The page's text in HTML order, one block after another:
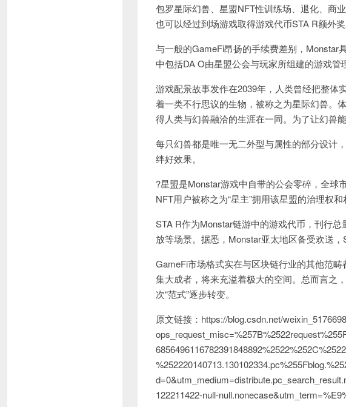
包罗星际幻兽、星盟NFT性训练场、退化、商
也可以经过到场游戏取得游戏代币STA R额外
与一般的GameFi昂扬的手续费差别，Monstar
中包括DA O由星盟公会与玩家所组建的游戏管
游戏配景故事发作在2039年，人类曾经把整体
着一类不行思议的生物，被称之为星际幻兽。
得人类与幻兽融洽的生涯在一同。为了让幻兽
每只幻兽都是唯一无二外型与属性的部分设计
绊好效果。
?星盟是Monstar游戏中自带的公会零碎，全球
NFT用户被称之为“星主”拥用该星盟的治理权和
STA R作为Monstar链游中的游戏代币，刊行
放等场景。据悉，Monstar亚太地区备受欢送
GameFi市场格式实在与区块链行业的其他范
集大成者，将来充溢着极大的空间。总而言之
次“范式”逐步转变。
原文链接：https://blog.csdn.net/
122211422-null-